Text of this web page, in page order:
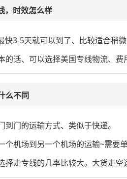
，时效怎么样
快3-5天就可以到了、比较适合稍
的话、可以选择美国专线物流、
么不同
到门的运输方式、类似于快递。
个机场到另一个机场的运输~需要
择走专线的几率比较大。大货走空